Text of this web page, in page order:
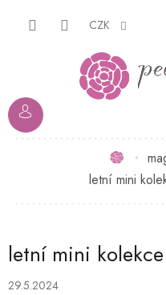
CZK
Domů
letní mini
letní mini
29.5.2024